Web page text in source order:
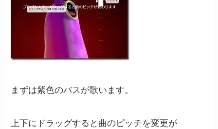
まずは紫色のバスが歌います。
上下にドラッグすると曲のピッチを変更が